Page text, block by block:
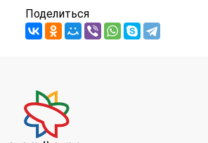
Поделиться